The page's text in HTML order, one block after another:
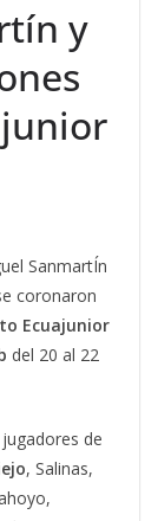
y
SanmartÍn
coronaron
Ecuajunior
del 20 al 22
de
, Salinas,